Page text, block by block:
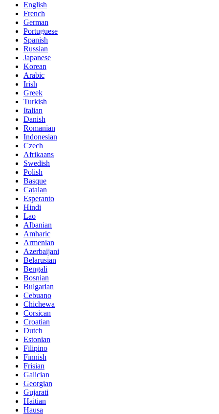
English
French
German
Portuguese
Spanish
Russian
Japanese
Korean
Arabic
Irish
Greek
Turkish
Italian
Danish
Romanian
Indonesian
Czech
Afrikaans
Swedish
Polish
Basque
Catalan
Esperanto
Hindi
Lao
Albanian
Amharic
Armenian
Azerbaijani
Belarusian
Bengali
Bosnian
Bulgarian
Cebuano
Chichewa
Corsican
Croatian
Dutch
Estonian
Filipino
Finnish
Frisian
Galician
Georgian
Gujarati
Haitian
Hausa